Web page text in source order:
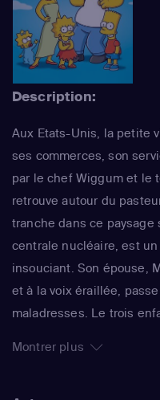
Description:
Aux Etats-Unis, la petite
ses commerces, son
par le chef Wiggum et le
retrouve autour du
tranche dans ce paysage
centrale nucléaire, est
insouciant. Son épouse,
et à la voix éraillée,
maladresses. Le trois
rendent joyeux et animé
Montrer plus